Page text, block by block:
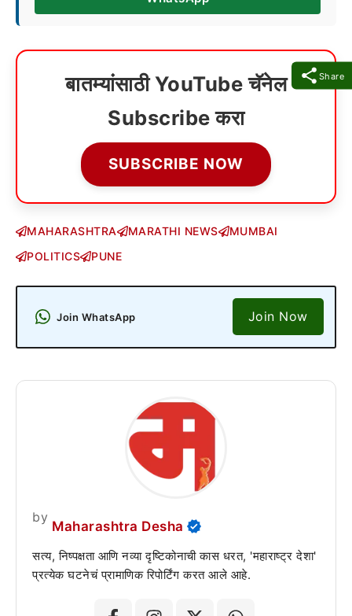
Share
बातम्यांसाठी YouTube चॅनेल
Subscribe करा
SUBSCRIBE NOW
MAHARASHTRA MARATHI NEWS
MUMBAI
POLITICS
PUNE
Join WhatsApp Join Now
by
Maharashtra Desha
सत्य, निष्पक्षता आणि नव्या दृष्टिकोनाची कास धरत, 'महाराष्ट्र देशा'
प्रत्येक घटनेचं प्रामाणिक रिपोर्टिंग करत आले आहे.